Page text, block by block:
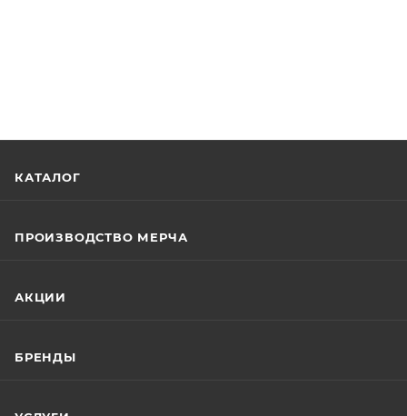
КАТАЛОГ
ПРОИЗВОДСТВО МЕРЧА
АКЦИИ
БРЕНДЫ